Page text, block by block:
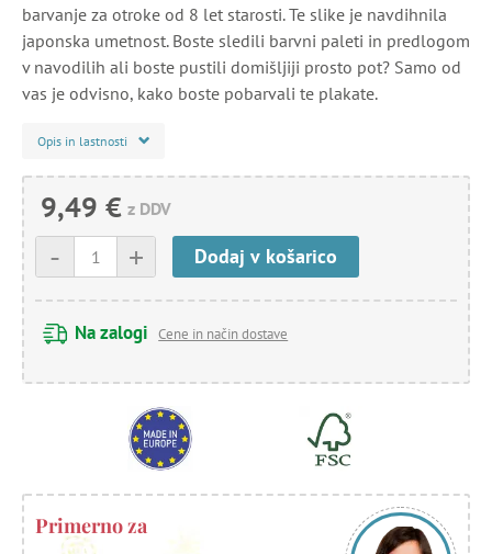
barvanje za otroke od 8 let starosti. Te slike je navdihnila
japonska umetnost. Boste sledili barvni paleti in predlogom
v navodilih ali boste pustili domišljiji prosto pot? Samo od
vas je odvisno, kako boste pobarvali te plakate.
Opis in lastnosti
9,49 € z DDV
+
- Dodaj v košarico
Na zalogi Cene in način dostave
Primerno za